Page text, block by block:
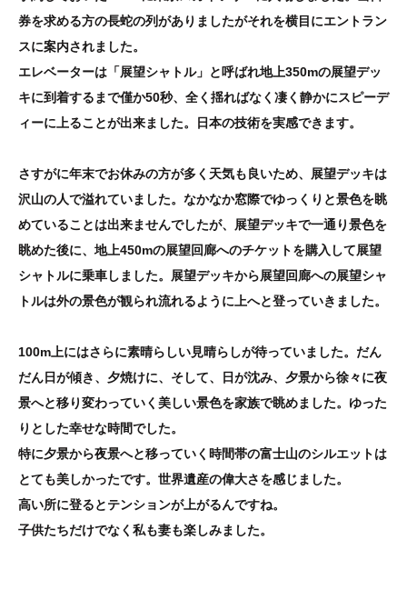
券を求める方の長蛇の列がありましたがそれを横目にエントラン
スに案内されました。
エレベーターは「展望シャトル」と呼ばれ地上350mの展望デッ
キに到着するまで僅か50秒、全く揺ればなく凄く静かにスピーデ
ィーに上ることが出来ました。日本の技術を実感できます。
さすがに年末でお休みの方が多く天気も良いため、展望デッキは
沢山の人で溢れていました。なかなか窓際でゆっくりと景色を眺
めていることは出来ませんでしたが、展望デッキで一通り景色を
眺めた後に、地上450mの展望回廊へのチケットを購入して展望
シャトルに乗車しました。展望デッキから展望回廊への展望シャ
トルは外の景色が観られ流れるように上へと登っていきました。
100m上にはさらに素晴らしい見晴らしが待っていました。だん
だん日が傾き、夕焼けに、そして、日が沈み、夕景から徐々に夜
景へと移り変わっていく美しい景色を家族で眺めました。ゆった
りとした幸せな時間でした。
特に夕景から夜景へと移っていく時間帯の富士山のシルエットは
とても美しかったです。世界遺産の偉大さを感じました。
高い所に登るとテンションが上がるんですね。
子供たちだけでなく私も妻も楽しみました。